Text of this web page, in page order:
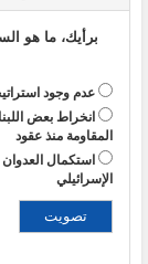
برأيك، ما هو
عدم وجود
انخراط بعض
المقاومة منذ عقود
استكمال العدوان
الإسرائيلي